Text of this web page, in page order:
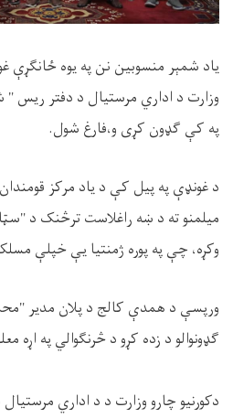
یاد شمېر منسوبین نن په یوه ځانګړې
وزارت د اداري مرستیال د دفتر
په کې ګډون کړی و،فارغ شول.
د غونډې په پیل کې د یاد مرکز
میلمنو ته د ښه راغلاست ترڅنک د
وکړه، چې په پوره ژمنتیا یې خپلې
ورپسې د همدې کالج د پلان مدیر
ګډونوالو د زده کړو د څرنګوالي په اړه
دکورنیو چارو وزارت د د اداري